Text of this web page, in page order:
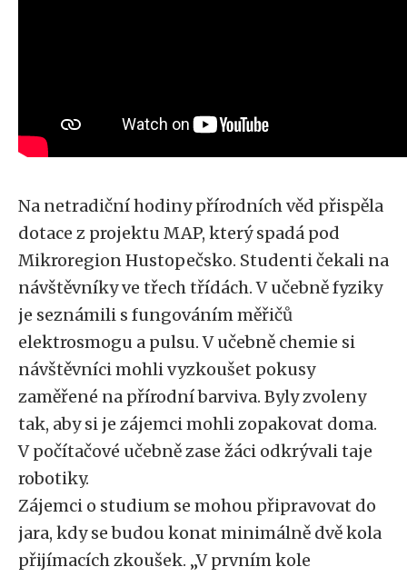
Na netradiční hodiny přírodních věd přispěla
dotace z projektu MAP, který spadá pod
Mikroregion Hustopečsko. Studenti čekali na
návštěvníky ve třech třídách. V učebně fyziky
je seznámili s fungováním měřičů
elektrosmogu a pulsu. V učebně chemie si
návštěvníci mohli vyzkoušet pokusy
zaměřené na přírodní barviva. Byly zvoleny
tak, aby si je zájemci mohli zopakovat doma.
V počítačové učebně zase žáci odkrývali taje
robotiky.
Zájemci o studium se mohou připravovat do
jara, kdy se budou konat minimálně dvě kola
přijímacích zkoušek. „V prvním kole